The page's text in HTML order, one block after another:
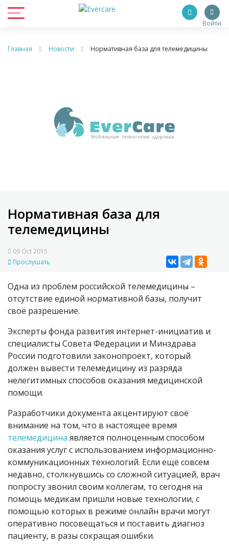
Войти
Главная Новости Нормативная база для телемедицины
Нормативная база для
телемедицины
09 Oct 2015
Прослушать
Одна из проблем российской телемедицины –
отсутствие единой нормативной базы, получит
своё разрешение.
Эксперты фонда развития интернет-инициатив и
специалисты Совета Федерации и Минздрава
России подготовили законопроект, который
должен вывести телемедицину из разряда
нелегитимных способов оказания медицинской
помощи.
Разработчики документа акцентируют своё
внимание на том, что в настоящее время
телемедицина является полноценным способом
оказания услуг с использованием информационно-
коммуникационных технологий. Если ещё совсем
недавно, столкнувшись со сложной ситуацией, врач
попросту звонил своим коллегам, то сегодня на
помощь медикам пришли новые технологии, с
помощью которых в режиме онлайн врачи могут
оперативно посовещаться и поставить диагноз
пациенту, в разы сокращая ошибки.